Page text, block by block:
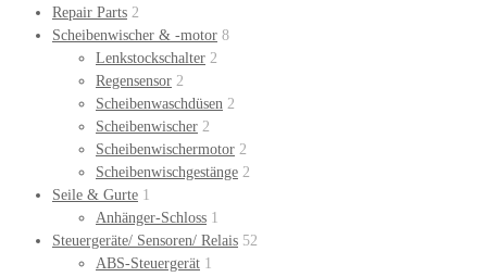
Repair Parts 2
Scheibenwischer & -motor 8
Lenkstockschalter 2
Regensensor 2
Scheibenwaschdüsen 2
Scheibenwischer 2
Scheibenwischermotor 2
Scheibenwischgestänge 2
Seile & Gurte 1
Anhänger-Schloss 1
Steuergeräte/ Sensoren/ Relais 52
ABS-Steuergerät 1